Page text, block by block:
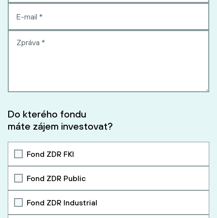
Do kterého fondu
máte zájem investovat?
Fond ZDR FKI
Fond ZDR Public
Fond ZDR Industrial